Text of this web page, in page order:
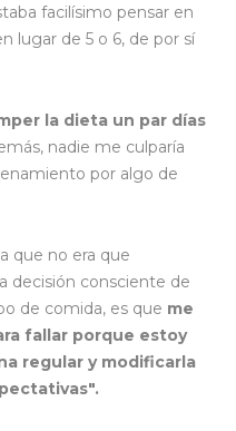
facilísimo pensar en
lugar de 5 o 6, de por sí
la dieta un par días
nadie me culparía
por algo de
que no era que
decisión consciente de
de comida, es que me
fallar porque estoy
regular y modificarla